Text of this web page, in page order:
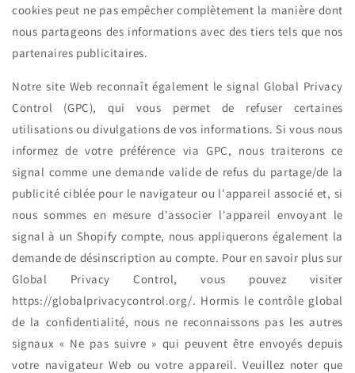
cookies peut ne pas empêcher complètement la manière dont
nous partageons des informations avec des tiers tels que nos
partenaires publicitaires.
Notre site Web reconnaît également le signal Global Privacy
Control (GPC), qui vous permet de refuser certaines
utilisations ou divulgations de vos informations. Si vous nous
informez de votre préférence via GPC, nous traiterons ce
signal comme une demande valide de refus du partage/de la
publicité ciblée pour le navigateur ou l'appareil associé et, si
nous sommes en mesure d'associer l'appareil envoyant le
signal à un Shopify compte, nous appliquerons également la
demande de désinscription au compte. Pour en savoir plus sur
Global Privacy Control, vous pouvez visiter
https://globalprivacycontrol.org/. Hormis le contrôle global
de la confidentialité, nous ne reconnaissons pas les autres
signaux « Ne pas suivre » qui peuvent être envoyés depuis
votre navigateur Web ou votre appareil. Veuillez noter que